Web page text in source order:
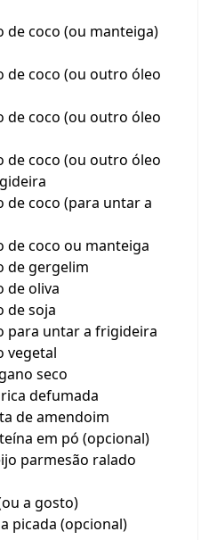
de coco (ou manteiga)
de coco (ou outro óleo
de coco (ou outro óleo
de coco (ou outro óleo
de coco (para untar a
de coco ou manteiga
de gergelim
de oliva
de soja
para untar a frigideira
vegetal
seco
defumada
de amendoim
em pó (opcional)
parmesão ralado
a gosto)
picada (opcional)